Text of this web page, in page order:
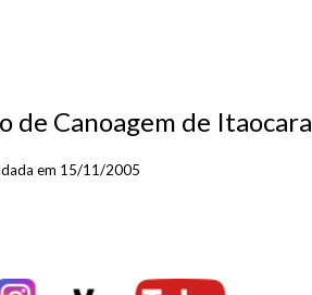
de Canoagem de Itaocara
em 15/11/2005